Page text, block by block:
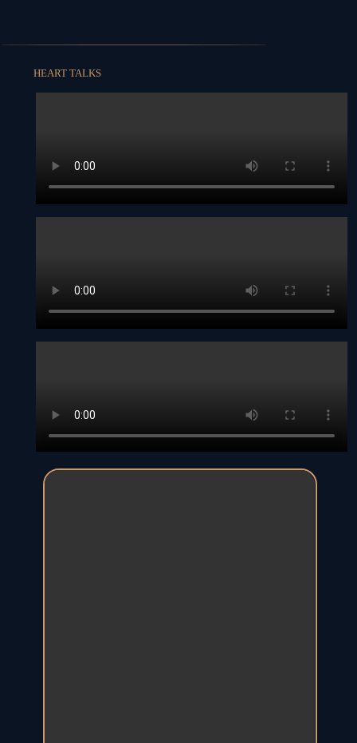
HEART TALKS